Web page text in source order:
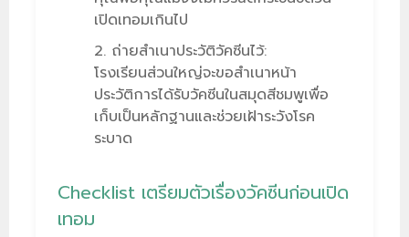
เปิดเทอมเกินไป
ถ่ายสำเนาประวัติวัคซีนไว้:
โรงเรียนส่วนใหญ่จะขอสำเนาหน้า
ประวัติการได้รับวัคซีนในสมุดสีชมพูเพื่อ
เก็บเป็นหลักฐานและช่วยเฝ้าระวังโรค
ระบาด
Checklist เตรียมตัวเรื่องวัคซีนก่อนเปิด
เทอม